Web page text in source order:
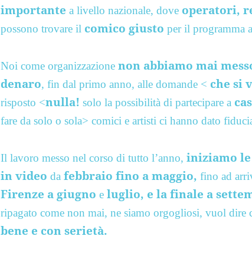
importante a livello nazionale, dove operatori,
possono trovare il comico giusto per il programma
Noi come organizzazionenon abbiamo mai
denaro, fin dal primo anno, alle domande < che si
risposto <nulla!solo la possibilità di partecipare a
fare da solo o sola> comici e artisti ci hanno dato
Il lavoro messo nel corso di tutto l’anno, iniziamo
in videodafebbraio fino a maggio, fino ad
Firenze a giugno e luglio, e la finale a
ripagato come non mai, ne siamo orgogliosi, vuol dire
bene e con serietà.